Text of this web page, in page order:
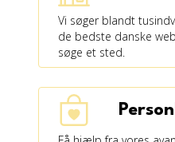
Vi søger blandt
de bedste danske
søge et sted.